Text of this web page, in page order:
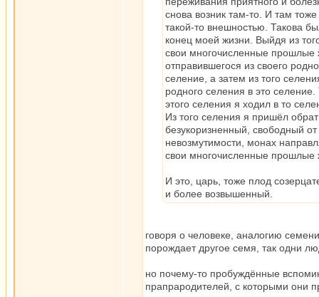
снова возник там-то. И там
такой-то внешностью. Такова
конец моей жизни. Выйдя из
свои многочисленные прошлые
отправившегося из своего
селение, а затем из того
родного селения в это
этого селения я ходил в то
Из того селения я пришёл
безукоризненный, свободный
невозмутимости, монах
свои многочисленные прошлые
И это, царь, тоже плод
и более возвышенный.
говоря о человеке, аналогию
порождает другое семя, так одни
но почему-то пробуждённые
прапрародителей, с которыми они